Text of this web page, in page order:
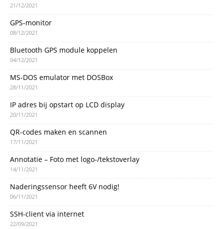
21/12/2021
GPS-monitor
08/12/2021
Bluetooth GPS module koppelen
04/12/2021
MS-DOS emulator met DOSBox
28/11/2021
IP adres bij opstart op LCD display
20/11/2021
QR-codes maken en scannen
17/11/2021
Annotatie – Foto met logo-/tekstoverlay
14/11/2021
Naderingssensor heeft 6V nodig!
06/11/2021
SSH-client via internet
22/09/2021